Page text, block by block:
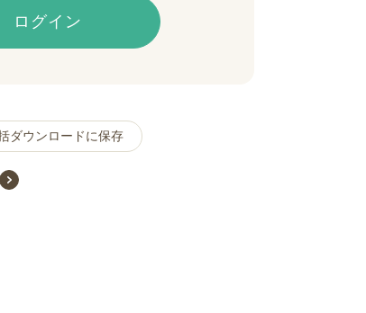
ログイン
ダウンロードに保存